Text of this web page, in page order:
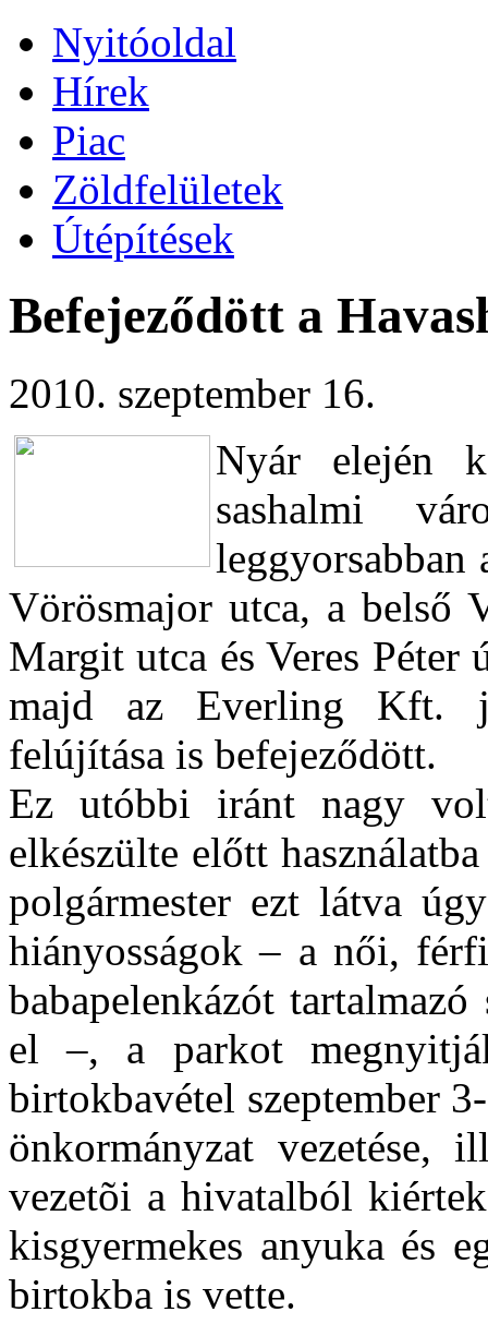
Nyitóoldal
Hírek
Piac
Zöldfelületek
Útépítések
Befejeződött a
2010. szeptember 16.
Nyár elején
sashalmi
leggyorsabban
Vörösmajor utca, a belső
Margit utca és Veres Péter
majd az Everling Kft.
felújítása is befejeződött.
Ez utóbbi iránt nagy
elkészülte előtt
polgármester ezt látva
hiányosságok – a női,
babapelenkázót
el –, a parkot
birtokbavétel szeptember
önkormányzat
vezetõi a hivatalból
kisgyermekes anyuka és
birtokba is vette.